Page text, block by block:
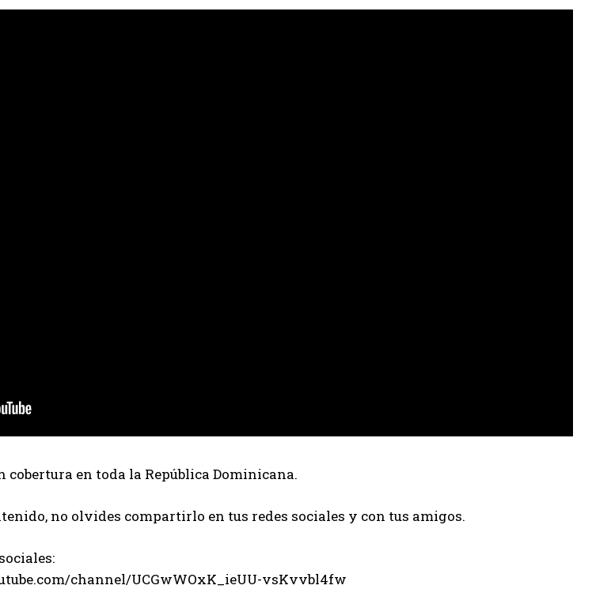
cobertura en toda la República Dominicana.
no olvides compartirlo en tus redes sociales y con tus amigos.
channel/UCGwWOxK_ieUU-vsKvvbl4fw